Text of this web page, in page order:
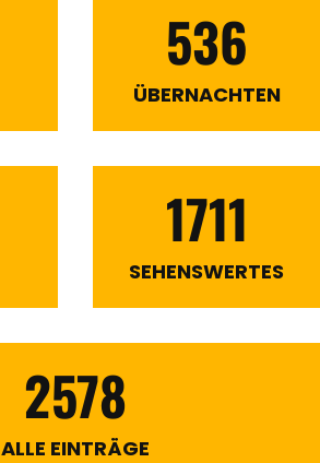
536
ÜBERNACHTEN
1711
SEHENSWERTES
2578
ALLE EINTRÄGE